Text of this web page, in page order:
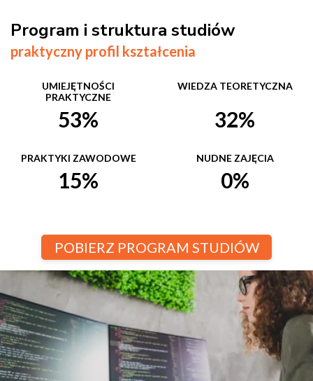
Program i struktura studiów
praktyczny profil kształcenia
UMIEJĘTNOŚCI
PRAKTYCZNE
53%
WIEDZA TEORETYCZNA
32%
PRAKTYKI ZAWODOWE
15%
NUDNE ZAJĘCIA
0%
POBIERZ PROGRAM STUDIÓW